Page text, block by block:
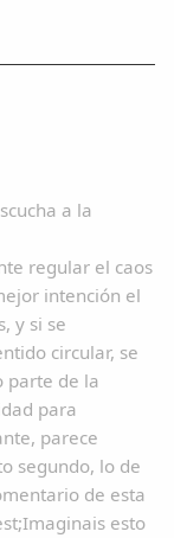
a la
regular el caos
intención el
y si se
circular, se
parte de la
para
parece
segundo, lo de
de esta
esto